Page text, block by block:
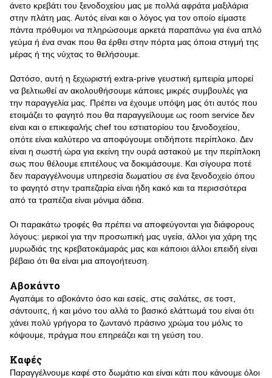
άνετο κρεβάτι του ξενοδοχείου μας με πολλά αφράτα μαξιλάρια
στην πλάτη μας. Αυτός είναι και ο λόγος για τον οποίο είμαστε
πάντα πρόθυμοι να πληρώσουμε αρκετά παραπάνω για ένα απλό
γεύμα ή ένα σνακ που θα έρθει στην πόρτα μας όποια στιγμή της
μέρας ή της νύχτας το θελήσουμε.
Ωστόσο, αυτή η ξεχωριστή extra-prive γευστική εμπειρία μπορεί
να βελτιωθεί αν ακολουθήσουμε κάποιες μικρές συμβουλές για
την παραγγελία μας. Πρέπει να έχουμε υπόψη μας ότι αυτός που
ετοιμάζει το φαγητό που θα παραγγείλουμε ως room service δεν
είναι και ο επικεφαλής chef του εστιατορίου του ξενοδοχείου,
οπότε είναι καλύτερο να αποφύγουμε οτιδήποτε περίπλοκο. Δεν
είναι η σωστή ώρα για εκείνη την ουρά αστακού με την περίπλοκη
σως που θέλουμε επιτέλους να δοκιμάσουμε. Και σίγουρα ποτέ
δεν παραγγέλνουμε υπηρεσία δωματίου σε ένα ξενοδοχείο όπου
το φαγητό στην τραπεζαρία είναι ήδη κακό και τα περισσότερα
από τα τραπέζια είναι μόνιμα άδεια.
Οι παρακάτω τροφές θα πρέπει να αποφεύγονται για διάφορους
λόγους: μερικοί για την προσωπική μας υγεία, άλλοι για χάρη της
μυρωδιάς της κρεβατοκάμαράς μας και κάποιοι άλλοι επειδή είναι
βέβαιο ότι θα είναι μια απογοήτευση.
Αβοκάντο
Αγαπάμε το αβοκάντο όσο και εσείς, στις σαλάτες, σε τοστ,
σάντουιτς, ή και μόνο του αλλά το βασικό ελάττωμά του είναι ότι
χάνει πολύ γρήγορα το ζωντανό πράσινο χρώμα του μόλις το
κόψουμε, πράγμα που επηρεάζει και τη γεύση του.
Καφές
Παραγγέλνουμε καφέ στο δωμάτιο και είναι κάτι που κάνουμε όλοι